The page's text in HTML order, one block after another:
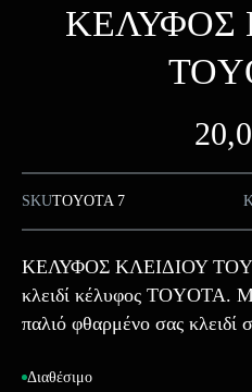
ΚΕΛΥΦΟΣ
SKUTOYOTA 7
ΚΕΛΥΦΟΣ ΚΛΕΙΔΙΟΥ
κλειδί κέλυφος TOYOTA.
παλιό φθαρμένο σας κλειδί
Διαθέσιμο